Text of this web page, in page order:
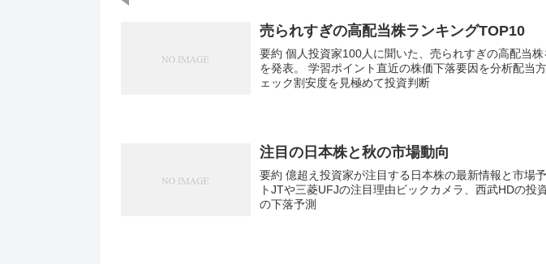
売られすぎの高配当株ランキングTOP10
要約 個人投資家100人に聞いた、売られすぎの高配当
を発表。 学習ポイント直近の株価下落要因を分析配当
ェック割安度を見極めて投資判断
注目の日本株と秋の市場動向
要約 億超え投資家が注目する日本株の最新情報と市場
トJTや三菱UFJの注目理由ビックカメラ、西武HDの投
の下落予測